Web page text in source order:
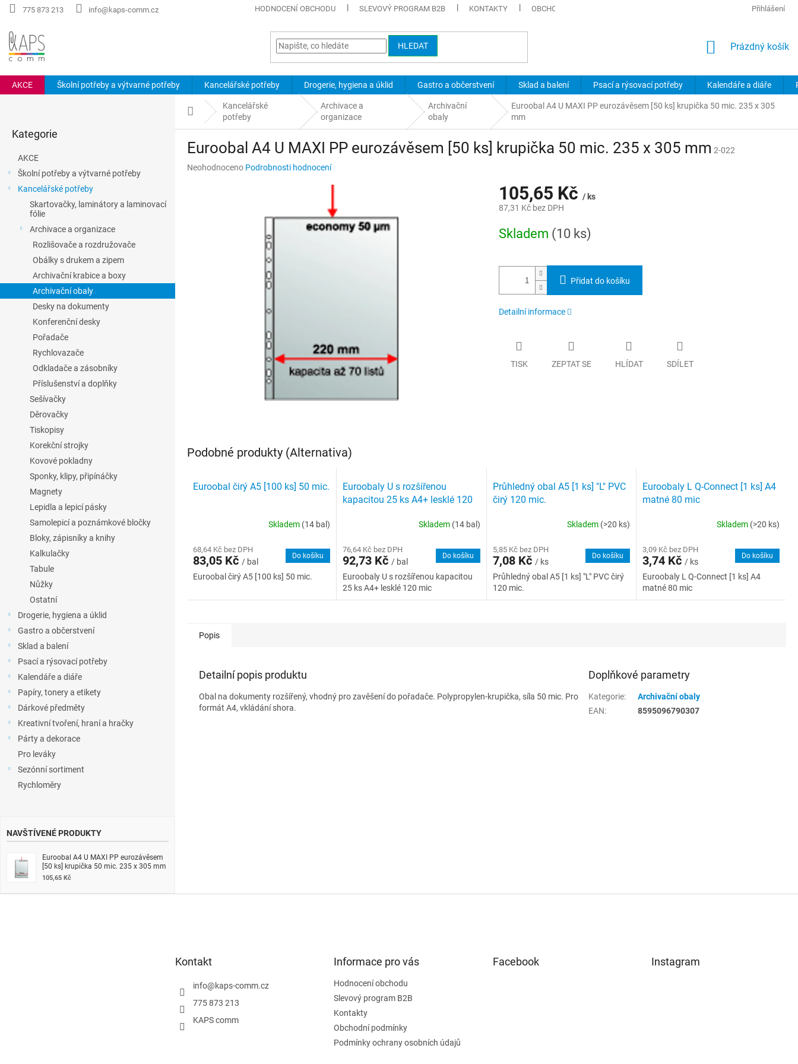
Přejít
775 873 213 info@kaps-comm.cz HODNOCENÍ OBCHODU SLEVOVÝ PROGRAM B2B KONTAKTY OBCHODNÍ PODMÍNKY PODMÍNKY OCHRANY OSOBNÍCH ÚDAJŮ
Přihlášení
HLEDAT
NÁKUPNÍ
Prázdný košík
AKCE Školní potřeby a výtvarné potřeby Kancelářské potřeby Drogerie, hygiena a úklid Gastro a občerstvení Sklad a balení Psací a rýsovací potřeby Kalendáře a diáře
kategorie
Kategorie
AKCE
Školní potřeby a výtvarné potřeby
Kancelářské potřeby
Skartovačky, laminátory a laminovací
fólie
Archivace a organizace
Rozlišovače a rozdružovače
Obálky s drukem a zipem
Archivační krabice a boxy
Archivační obaly
Desky na dokumenty
Konferenční desky
Pořadače
Rychlovazače
Odkladače a zásobníky
Příslušenství a doplňky
Sešívačky
Děrovačky
Tiskopisy
Korekční strojky
Kovové pokladny
Sponky, klipy, připínáčky
Magnety
Lepidla a lepicí pásky
Samolepicí a poznámkové bločky
Bloky, zápisníky a knihy
Kalkulačky
Tabule
Nůžky
Ostatní
Drogerie, hygiena a úklid
Gastro a občerstvení
Sklad a balení
Psací a rýsovací potřeby
Kalendáře a diáře
Papíry, tonery a etikety
Dárkové předměty
Kreativní tvoření, hraní a hračky
Párty a dekorace
Pro leváky
Sezónní sortiment
Rychloměry
NAVŠTÍVENÉ PRODUKTY
Euroobal A4 U MAXI PP eurozávěsem
[50 ks] krupička 50 mic. 235 x 305 mm
105,65 Kč
Domů
Kancelářské
potřeby
Archivace a
organizace
Archivační
obaly
Euroobal A4 U MAXI PP eurozávěsem [50 ks] krupička 50 mic. 235 x 305
mm
Euroobal A4 U MAXI PP eurozávěsem [50 ks] krupička 50 mic. 235 x 305 mm 2-022
Průměrné
Neohodnoceno Podrobnosti hodnocení
105,65 Kč / ks
87,31 Kč bez DPH
cena:
Skladem (10 ks)
Přidat do košíku
Detailní informace
TISK ZEPTAT SE HLÍDAT SDÍLET
Podobné produkty (Alternativa)
Euroobal čirý A5 [100 ks] 50 mic.
Skladem (14 bal)
68,64 Kč bez DPH
83,05 Kč / bal
Do košíku
Euroobal čirý A5 [100 ks] 50 mic.
Euroobaly U s rozšířenou
kapacitou 25 ks A4+ lesklé 120
Skladem (14 bal)
76,64 Kč bez DPH
92,73 Kč/ bal
Do košíku
Euroobaly U s rozšířenou kapacitou
25 ks A4+ lesklé 120 mic
Průhledný obal A5 [1 ks] "L" PVC
čirý 120 mic.
Skladem (>20 ks)
5,85 Kč bez DPH
7,08 Kč / ks
Do košíku
Průhledný obal A5 [1 ks] "L" PVC čirý
120 mic.
Euroobaly L Q-Connect [1 ks] A4
matné 80 mic
Skladem (>20 ks)
3,09 Kč bez DPH
3,74 Kč / ks
Do košíku
Euroobaly L Q-Connect [1 ks] A4
matné 80 mic
Popis
Detailní popis produktu
Obal na dokumenty rozšířený, vhodný pro zavěšení do pořadače. Polypropylen-krupička, síla 50 mic. Pro
formát A4, vkládání shora.
Doplňkové parametry
Kategorie:
Archivační obaly
EAN: 8595096790307
Kontakt
info@kaps-comm.cz
775 873 213
KAPS comm
Informace pro vás
Hodnocení obchodu
Slevový program B2B
Kontakty
Obchodní podmínky
Podmínky ochrany osobních údajů
Facebook Instagram